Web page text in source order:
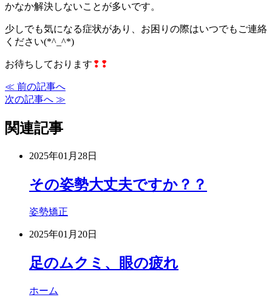
かなか解決しないことが多いです。
少しでも気になる症状があり、お困りの際はいつでもご連絡
ください(*^_^*)
お待ちしております ❢❢
≪ 前の記事へ
次の記事へ ≫
関連記事
2025年01月28日
その姿勢大丈夫ですか？？
姿勢矯正
2025年01月20日
足のムクミ、眼の疲れ
ホーム